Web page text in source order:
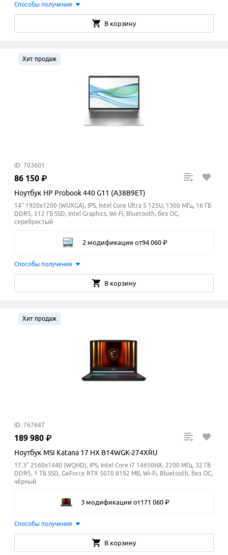
Способы получения
В корзину
Хит продаж
ID: 703601
86 150 ₽
Ноутбук HP Probook 440 G11 (A38B9ET)
14" 1920x1200 (WUXGA), IPS, Intel Core Ultra 5 125U, 1300 МГц, 16 ГБ
DDR5, 512 ГБ SSD, Intel Graphics, Wi-Fi, Bluetooth, без ОС,
серебристый
2 модификации от94 060 ₽
Способы получения
В корзину
Хит продаж
ID: 767647
189 980 ₽
Ноутбук MSI Katana 17 HX B14WGK-274XRU
17.3" 2560x1440 (WQHD), IPS, Intel Core i7 14650HX, 2200 МГц, 32 ГБ
DDR5, 1 ТБ SSD, GeForce RTX 5070 8192 МБ, Wi-Fi, Bluetooth, без ОС,
чёрный
3 модификации от171 060 ₽
Способы получения
В корзину